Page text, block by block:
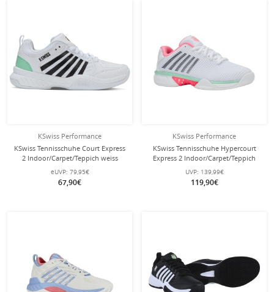
KSwiss Performance
KSwiss Tennisschuhe Court Express
2 Indoor/Carpet/Teppich weiss
Damen
eUVP: 79,95€
67,90€
KSwiss Performance
KSwiss Tennisschuhe Hypercourt
Express 2 Indoor/Carpet/Teppich
2025 weiss/pink/schwarz Damen
UVP: 139,99€
119,90€